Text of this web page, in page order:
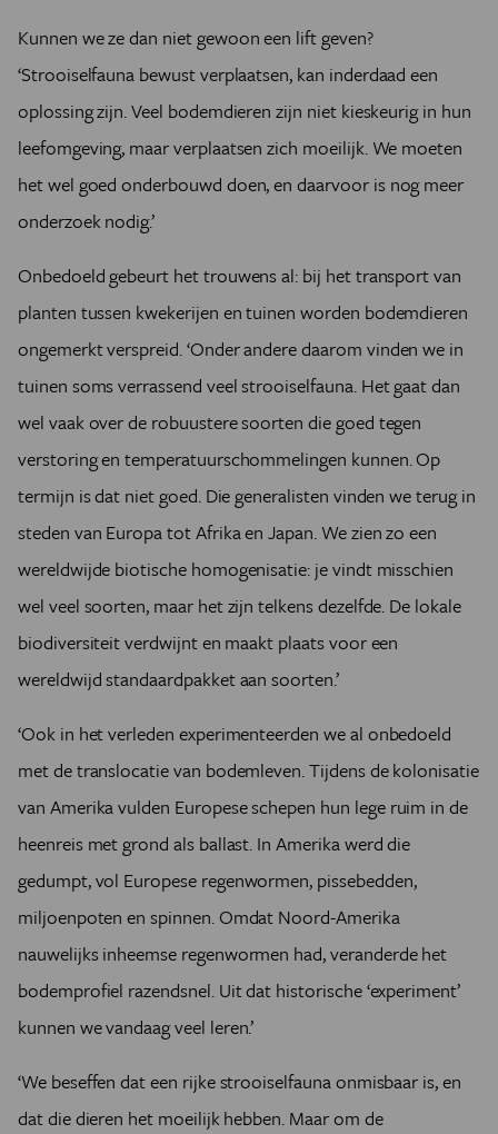
Kunnen we ze dan niet gewoon een lift geven?
‘Strooiselfauna bewust verplaatsen, kan inderdaad een
oplossing zijn. Veel bodemdieren zijn niet kieskeurig in hun
leefomgeving, maar verplaatsen zich moeilijk. We moeten
het wel goed onderbouwd doen, en daarvoor is nog meer
onderzoek nodig.’
Onbedoeld gebeurt het trouwens al: bij het transport van
planten tussen kwekerijen en tuinen worden bodemdieren
ongemerkt verspreid. ‘Onder andere daarom vinden we in
tuinen soms verrassend veel strooiselfauna. Het gaat dan
wel vaak over de robuustere soorten die goed tegen
verstoring en temperatuurschommelingen kunnen. Op
termijn is dat niet goed. Die generalisten vinden we terug in
steden van Europa tot Afrika en Japan. We zien zo een
wereldwijde biotische homogenisatie: je vindt misschien
wel veel soorten, maar het zijn telkens dezelfde. De lokale
biodiversiteit verdwijnt en maakt plaats voor een
wereldwijd standaardpakket aan soorten.’
‘Ook in het verleden experimenteerden we al onbedoeld
met de translocatie van bodemleven. Tijdens de kolonisatie
van Amerika vulden Europese schepen hun lege ruim in de
heenreis met grond als ballast. In Amerika werd die
gedumpt, vol Europese regenwormen, pissebedden,
miljoenpoten en spinnen. Omdat Noord-Amerika
nauwelijks inheemse regenwormen had, veranderde het
bodemprofiel razendsnel. Uit dat historische ‘experiment’
kunnen we vandaag veel leren.’
‘We beseffen dat een rijke strooiselfauna onmisbaar is, en
dat die dieren het moeilijk hebben. Maar om de